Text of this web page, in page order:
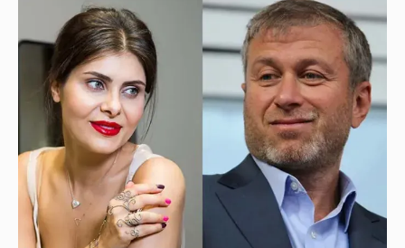
И снова невеста 357